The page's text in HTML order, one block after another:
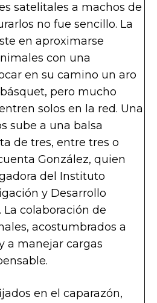
satelitales a machos de
no fue sencillo. La
en aproximarse
con una
en su camino un aro
pero mucho
solos en la red. Una
sube a una balsa
de tres, entre tres o
González, quien
del Instituto
y Desarrollo
La colaboración de
acostumbrados a
a manejar cargas
en el caparazón,